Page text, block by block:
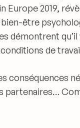
Europe 2019,
être
démontrent qu’il
de
conséquences
partenaires…